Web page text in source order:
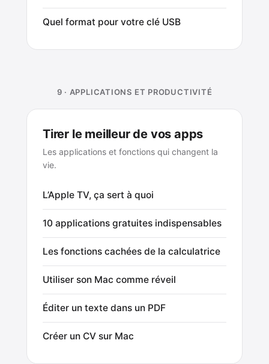
Quel format pour votre clé USB
9 · APPLICATIONS ET PRODUCTIVITÉ
Tirer le meilleur de vos apps
Les applications et fonctions qui changent la
vie.
L’Apple TV, ça sert à quoi
10 applications gratuites indispensables
Les fonctions cachées de la calculatrice
Utiliser son Mac comme réveil
Éditer un texte dans un PDF
Créer un CV sur Mac